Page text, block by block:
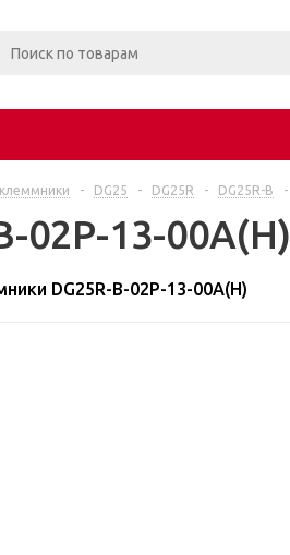
- DG25 - DG25R - DG25R-B -
02P-13-00A(H)
DG25R-B-02P-13-00A(H)